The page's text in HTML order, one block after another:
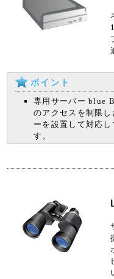
ポイント
専用サーバー blue
のアクセスを制限
ーを設置して対応
す。